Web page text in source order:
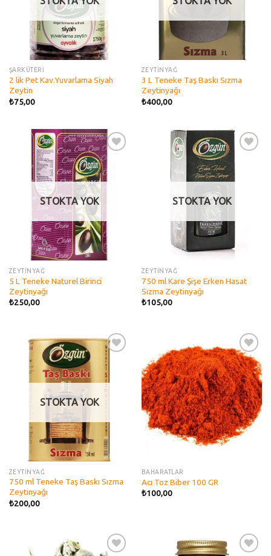
ŞARKÜTERİ
2 lik Pet Kav.Yuvarlama Siyah
Zeytin
₺75,00
ZEYTİNYAĞ
3 L Teneke Taş Baskı Sızma
Zeytinyağı
₺400,00
Add to
wishlist
STOKTA YOK
ZEYTİNYAĞ
5 L Teneke Naturel Birinci
Zeytinyağı
₺250,00
STOKTA YOK
ZEYTİNYAĞ
750 ml Kare Şişe Erken Hasat
Sızma Zeytinyağı
₺105,00
Add to
wishlist
STOKTA YOK
ZEYTİNYAĞ
750 ml Teneke Taş Baskı Sızma
Zeytinyağı
₺200,00
Add to
wishlist
BAHARATLAR
Acı Toz Biber 100 GR
₺100,00